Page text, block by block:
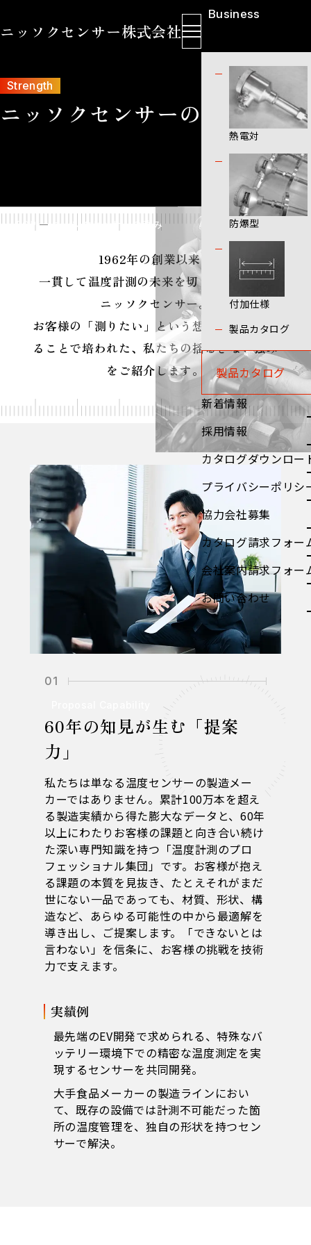
ニッソクセンサー株式会社
Business
熱電対
防爆型
付加仕様
製品カタログ
製品カタログ
新着情報
採用情報
カタログダウンロー
プライバシーポリシ
協力会社募集
カタログ請求フォー
会社案内請求フォー
お問い合わせ
Strength
ニッソクセンサーの強み
TOP ニッソクセンサーの強み
1962年の創業以来、
一貫して温度計測の未来を切り拓いてきた
ニッソクセンサー。
お客様の「測りたい」という想いに応え続け
ることで培われた、私たちの揺るぎない強み
をご紹介します。
01
60年の知見が生む「提案
力」
私たちは単なる温度センサーの製造メー
カーではありません。累計100万本を超え
る製造実績から得た膨大なデータと、60年
以上にわたりお客様の課題と向き合い続け
た深い専門知識を持つ「温度計測のプロ
フェッショナル集団」です。お客様が抱え
る課題の本質を見抜き、たとえそれがまだ
世にない一品であっても、材質、形状、構
造など、あらゆる可能性の中から最適解を
導き出し、ご提案します。「できないとは
言わない」を信条に、お客様の挑戦を技術
力で支えます。
実績例
最先端のEV開発で求められる、特殊なバ
ッテリー環境下での精密な温度測定を実
現するセンサーを共同開発。
大手食品メーカーの製造ラインにおい
て、既存の設備では計測不可能だった箇
所の温度管理を、独自の形状を持つセン
サーで解決。